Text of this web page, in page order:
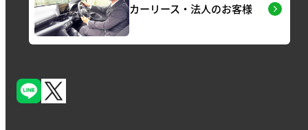
カーリース・法人のお客様